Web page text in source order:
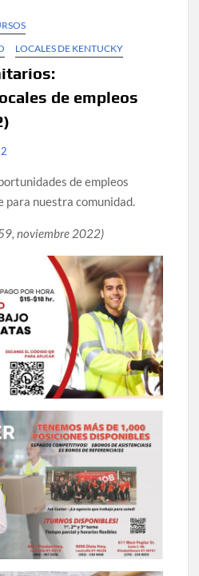
LOCALES DE KENTUCKY
de empleos
de empleos
para nuestra comunidad.
noviembre 2022)